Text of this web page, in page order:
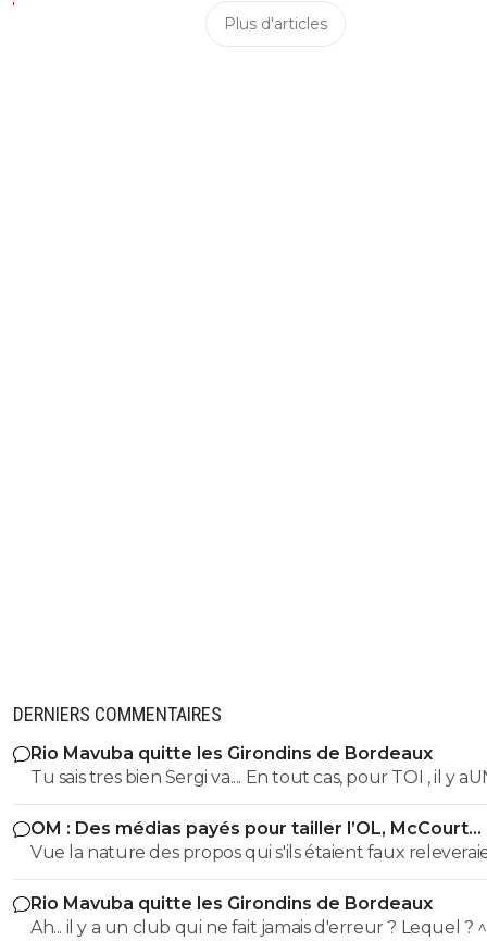
Plus d'articles
DERNIERS COMMENTAIRES
Rio Mavuba quitte les Girondins de Bordeaux
Tu sais tres bien Sergi va.... En tout cas, pour TOI , il y
SEUL CLUB qui est parfait... Et qui QUOI QU IL ARRIVE
sera JMAIS critiqué par toi..... Tu te rends compte que
seul a defendre mordicus le mec qui a faillit couler
mon pauvre vieux fou... tu t'en rends compte au
OM : Des médias payés pour tailler l’OL, McCourt
accusé
Vue la nature des propos qui s'ils étaient faux
la diffamation, je penses que c'est bien documenté et
Rio Mavuba quitte les Girondins de Bordeaux
Ah... il y a un club qui ne fait jamais d'erreur ? Lequel ?